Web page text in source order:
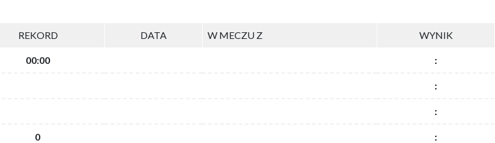
REKORD DATA W MECZU Z WYNIK
00:00 :
:
:
0 :